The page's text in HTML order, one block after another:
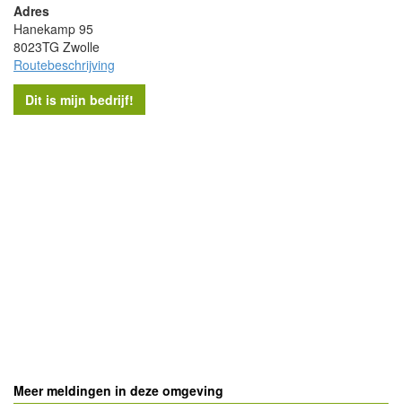
Adres
Hanekamp 95
8023TG Zwolle
Routebeschrijving
Meer meldingen in deze omgeving